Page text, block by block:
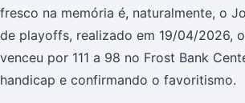
fresco na memória é, naturalmente, o
de playoffs, realizado em 19/04/2026,
venceu por 111 a 98 no Frost Bank
handicap e confirmando o favoritismo.